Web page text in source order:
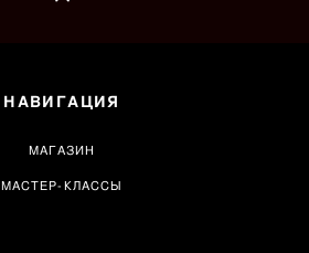
НАВИГАЦИЯ
МАГАЗИН
МАСТЕР-КЛАССЫ